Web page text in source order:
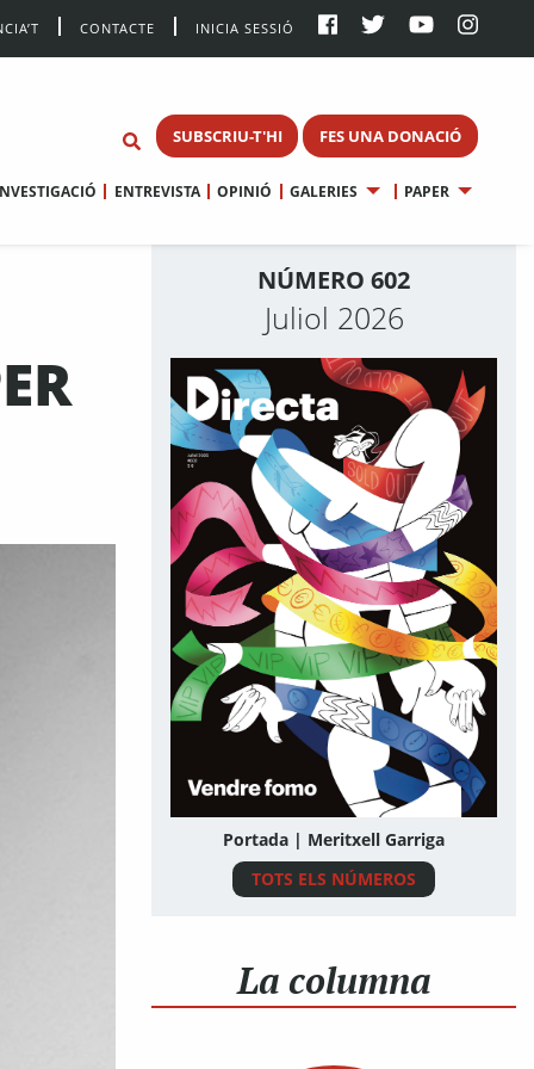
CONTACTE INICIA SESSIÓ
SUBSCRIU-T'HI FES UNA DONACIÓ
ENTREVISTA OPINIÓ GALERIES PAPER
NÚMERO 602
Juliol 2026
Portada | Meritxell Garriga
TOTS ELS NÚMEROS
La columna